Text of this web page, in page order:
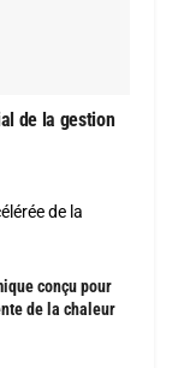
de la gestion
de la
conçu pour
de la chaleur